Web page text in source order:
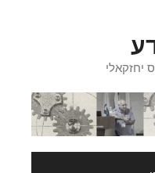
יחזקאלי